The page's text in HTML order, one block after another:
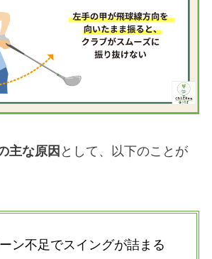
主な原因 として、以下のことが
ン不足でスイングが詰まる